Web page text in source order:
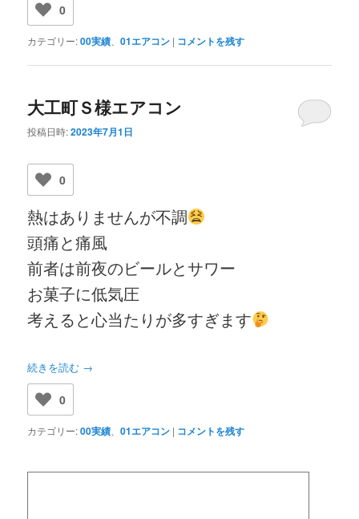
0
カテゴリー:00実績 、01エアコン | コメントを残す
大工町Ｓ様エアコン
投稿日時:2023年7月1日
0
熱はありませんが不調
頭痛と痛風
前者は前夜のビールとサワー
お菓子に低気圧
考えると心当たりが多すぎます
続きを読む →
0
カテゴリー:00実績 、01エアコン | コメントを残す